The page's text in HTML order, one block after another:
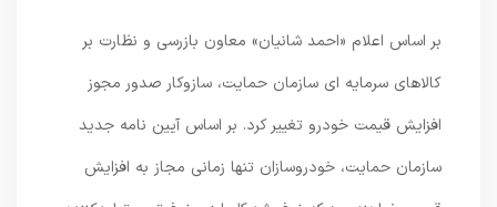
بر اساس اعلام «احمد شانیان» معاون بازرسی و نظارت بر
کالاهای سرمایه ای سازمان حمایت، سازوکار صدور مجوز
افزایش قیمت خودرو تغییر کرد. بر اساس آیین نامه جدید
سازمان حمایت، خودروسازان تنها زمانی مجاز به افزایش